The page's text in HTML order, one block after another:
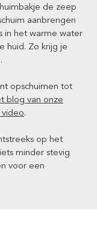
de zeep
aanbrengen
in het warme water
huid. Zo krijg je
opschuimen tot
blog van onze
.
op het
minder stevig
voor een